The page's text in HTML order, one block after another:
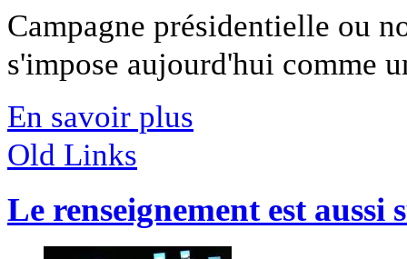
Campagne présidentielle ou
s'impose aujourd'hui comme
En savoir plus
Old Links
Le renseignement est aussi